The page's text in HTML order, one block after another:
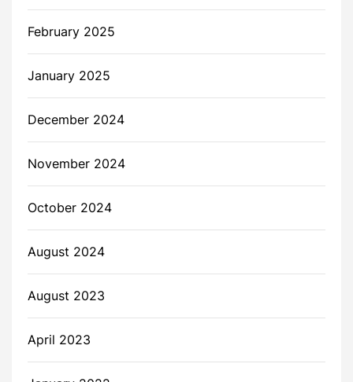
February 2025
January 2025
December 2024
November 2024
October 2024
August 2024
August 2023
April 2023